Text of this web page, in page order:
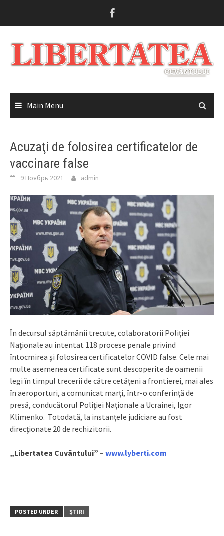
Main Menu
Acuzaţi de folosirea certificatelor de
vaccinare false
9 Ноябрь 2021 admin
În decursul săptămânii trecute, colaboratorii Poliţiei
Naţionale au intentat 118 procese penale privind
întocmirea şi folosirea certificatelor COVID false. Cele mai
multe asemenea certificate sunt descoperite de oamenii
legi în timpul trecerii de către cetăţeni a frontierei, mai ales
în aeroporturi, a comunicat marţi, într-o conferinţă de
presă, conducătorul Poliţiei Naţionale a Ucrainei, Igor
Klimenko. Totodată, la instanţele judiciare au fost
direcționate 20 de rechizitorii.
„Libertatea Cuvântului” – www.lyberti.com
POSTED UNDER ȘTIRI